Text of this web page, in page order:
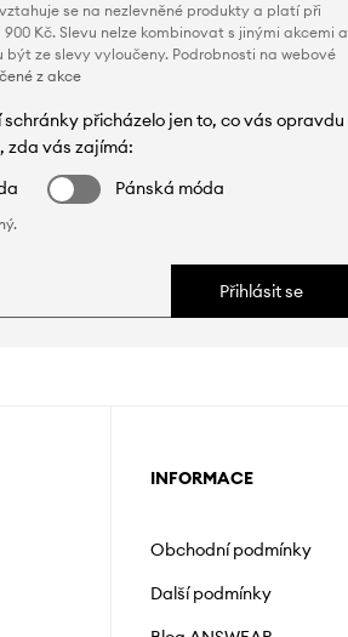
se na nezlevněné produkty a platí při
900 Kč. Slevu nelze kombinovat s jinými akcemi a
být ze slevy vyloučeny. Podrobnosti na webové
z akce
přicházelo jen to, co vás opravdu
zda vás zajímá:
Pánská móda
Přihlásit se
INFORMACE
Obchodní podmínky
Další podmínky